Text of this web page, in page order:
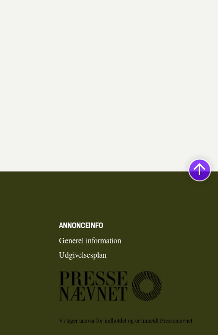
ANNONCEINFO
Generel information
Udgivelsesplan
Vi tager ansvar for indholdet og er tilmeldt Pressenævnet